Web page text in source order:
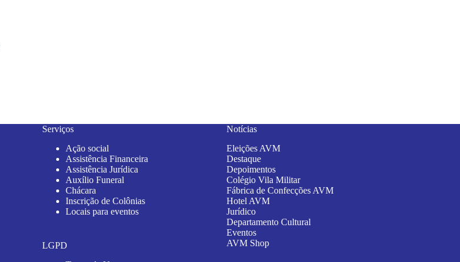
Serviços
Ação social
Assistência Financeira
Assistência Jurídica
Auxílio Funeral
Chácara
Inscrição de Colônias
Locais para eventos
LGPD
Notícias
Eleições AVM
Destaque
Depoimentos
Colégio Vila Militar
Fábrica de Confecções AVM
Hotel AVM
Jurídico
Departamento Cultural
Eventos
AVM Shop